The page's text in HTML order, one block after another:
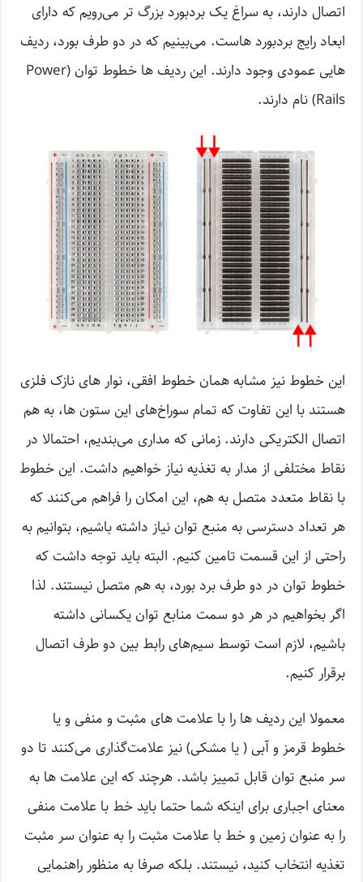
اتصال دارند، به سراغ یک برد‌بورد بزرگ تر می‌رویم که دارای
ابعاد رایج برد‌بورد هاست. می‌بینیم که در دو طرف بورد، ردیف
هایی عمودی وجود دارند. این ردیف ها خطوط توان (Power
Rails) نام دارند.
این خطوط نیز مشابه همان خطوط افقی، نوار های نازک فلزی
هستند با این تفاوت که تمام سوراخ‌های این ستون ها، به هم
اتصال الکتریکی دارند. زمانی که مداری می‌بندیم، احتمالا در
نقاط مختلفی از مدار به تغذیه نیاز خواهیم داشت. این خطوط
با نقاط متعدد متصل به هم، این امکان را فراهم می‌کنند که
هر تعداد دسترسی به منبع توان نیاز داشته باشیم، بتوانیم به
راحتی از این قسمت تامین کنیم. البته باید توجه داشت که
خطوط توان در دو طرف برد بورد، به هم متصل نیستند. لذا
اگر بخواهیم در هر دو سمت منابع توان یکسانی داشته
باشیم، لازم است توسط سیم‌های رابط بین دو طرف اتصال
برقرار کنیم.
معمولا این ردیف ها را با علامت های مثبت و منفی و یا
خطوط قرمز و آبی ( یا مشکی) نیز علامت‌گذاری می‌کنند تا دو
سر منبع توان قابل تمییز باشد. هرچند که این علامت ها به
معنای اجباری برای اینکه شما حتما باید خط با علامت منفی
را به عنوان زمین و خط با علامت مثبت را به عنوان سر مثبت
تغذیه انتخاب کنید، نیستند. بلکه صرفا به منظور راهنمایی